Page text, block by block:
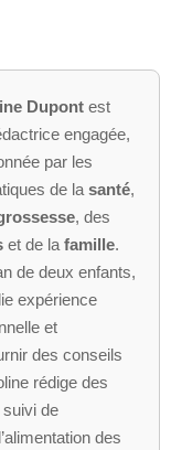
Dupontest
engagée,
par les
de la santé,
, des
et de la famille.
de deux enfants,
expérience
et
des conseils
rédige des
de
des